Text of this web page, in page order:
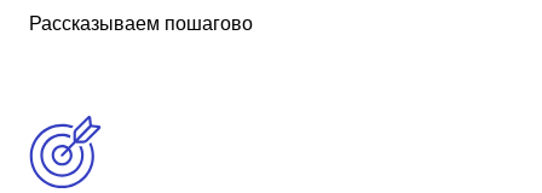
Рассказываем пошагово